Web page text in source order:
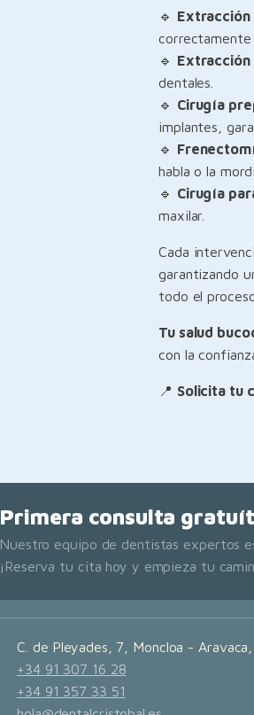
🔹 Extracción
correctamente
🔹 Extracción
dentales.
🔹 Cirugía
implantes,
🔹
habla o la
🔹 Cirugía
maxilar.
Cada
garantizando
todo el
Tu salud
con la
📍 Solicita tu
Primera consulta
Nuestro equipo de dentistas expertos
¡Reserva tu cita hoy y empieza tu
C. de Pleyades, 7, Moncloa -
+34 91 307 16 28
+34 91 357 33 51